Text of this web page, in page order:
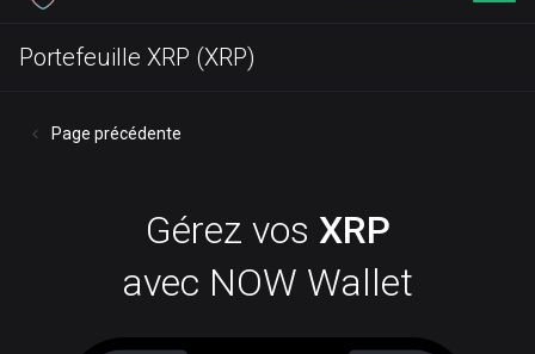
Portefeuille XRP (XRP)
Page précédente
Gérez vos XRP
avec NOW Wallet